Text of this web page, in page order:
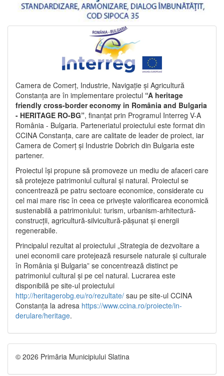
Camera de Comerț, Industrie, Navigație și Agricultură
Constanța are în implementare proiectul “A heritage
friendly cross-border economy in România and Bulgaria
- HERITAGE RO-BG”, finanțat prin Programul Interreg V-A
România - Bulgaria. Parteneriatul proiectului este format din
CCINA Constanța, care are calitate de leader de proiect, iar
Camera de Comerț și Industrie Dobrich din Bulgaria este
partener.
Proiectul își propune să promoveze un mediu de afaceri care
să protejeze patrimoniul cultural și natural. Proiectul se
concentrează pe patru sectoare economice, considerate cu
cel mai mare risc în ceea ce privește valorificarea economică
sustenabilă a patrimoniului: turism, urbanism-arhitectură-
construcții, agricultură-silvicultură-pășunat și energii
regenerabile.
Principalul rezultat al proiectului „Strategia de dezvoltare a
unei economii care protejează resursele naturale și culturale
în România și Bulgaria” se concentrează distinct pe
patrimoniul cultural și pe cel natural. Lucrarea este
disponibilă pe site-ul proiectului
http://heritagerobg.eu/ro/rezultate/ sau pe site-ul CCINA
Constanța la adresa https://www.ccina.ro/proiecte/in-
derulare/heritage.
© 2026 Primăria Municipiului Slatina